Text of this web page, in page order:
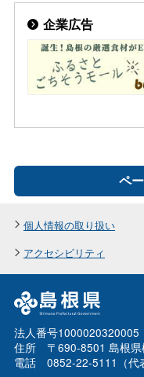
企業広告
ペ
個人情報の取り扱い
アクセシビリティ
法人番号1000020320005
住所 〒690-8501 島根県
電話 0852-22-5111（代